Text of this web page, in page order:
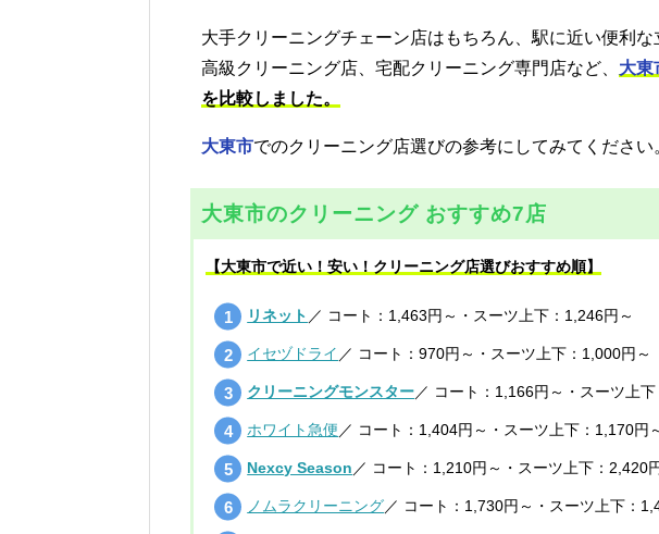
大手クリーニングチェーン店はもちろん、駅に近い便利な
高級クリーニング店、宅配クリーニング専門店など、 大東
を比較しました。
大東市でのクリーニング店選びの参考にしてみてください
大東市のクリーニング おすすめ7店
【大東市で近い！安い！クリーニング店選びおすすめ順】
リネット ／ コート：1,463円～・スーツ上下：1,246円～
イセヅドライ ／ コート：970円～・スーツ上下：1,000円～
クリーニングモンスター／ コート：1,166円～・スーツ上
ホワイト急便 ／ コート：1,404円～・スーツ上下：1,170円
Nexcy Season ／ コート：1,210円～・スーツ上下：2,420
ノムラクリーニング／ コート：1,730円～・スーツ上下：